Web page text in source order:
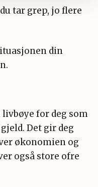
tar grep, jo flere
din
for deg som
Det gir deg
økonomien og
også store ofre